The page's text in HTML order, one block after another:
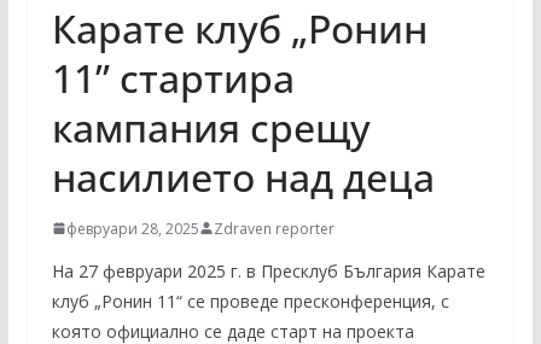
Карате клуб „Ронин
11” стартира
кампания срещу
насилието над деца
февруари 28, 2025 Zdraven reporter
На 27 февруари 2025 г. в Пресклуб България Карате
клуб „Ронин 11“ се проведе пресконференция, с
която официално се даде старт на проекта